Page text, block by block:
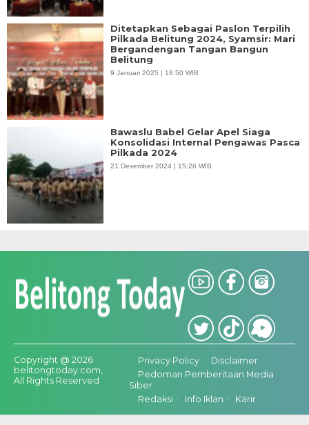
Ditetapkan Sebagai Paslon Terpilih
Pilkada Belitung 2024, Syamsir: Mari
Bergandengan Tangan Bangun
Belitung
9 Januari 2025 | 18:50 WIB
Bawaslu Babel Gelar Apel Siaga
Konsolidasi Internal Pengawas Pasca
Pilkada 2024
21 Desember 2024 | 15:26 WIB
Copyright @ 2026
belitongtoday.com,
All Rights Reserved
Privacy Policy
Disclaimer
Pedoman Pemberitaan Media
Siber
Redaksi
Info Iklan Karir